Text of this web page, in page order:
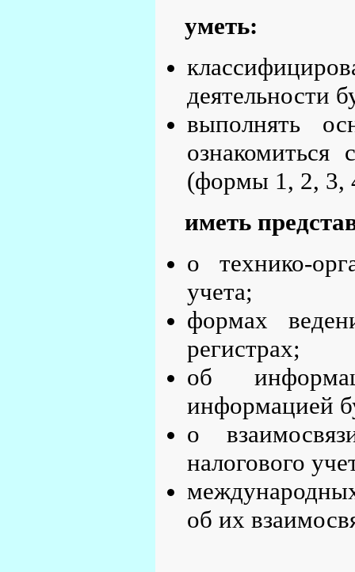
уметь:
деятельности
выполнять
ознакомиться
(формы 1, 2, 3,
иметь
о технико-
учета;
формах
регистрах;
об
информацией
о
налогового
об их